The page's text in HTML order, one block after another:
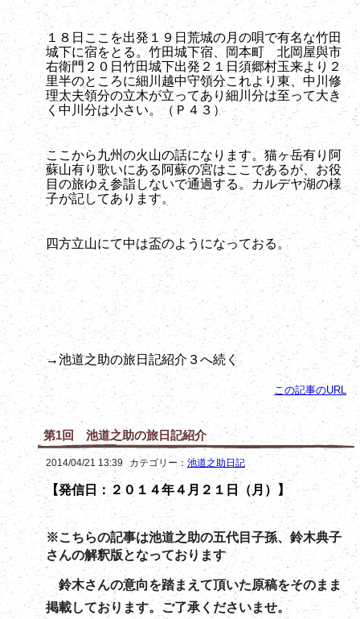
１８日ここを出発１９日荒城の月の唄で有名な竹田
城下に宿をとる。竹田城下宿、岡本町 北岡屋與市
右衛門２０日竹田城下出発２１日須郷村玉来より２
里半のところに細川越中守領分これより東、中川修
理太夫領分の立木が立ってあり細川分は至って大き
く中川分は小さい。（Ｐ４３）
ここから九州の火山の話になります。猫ヶ岳有り阿
蘇山有り歌いにある阿蘇の宮はここであるが、お役
目の旅ゆえ参詣しないで通過する。カルデヤ湖の様
子が記してあります。
四方立山にて中は盃のようになっておる。
→池道之助の旅日記紹介３へ続く
この記事のURL
第1回 池道之助の旅日記紹介
2014/04/21 13:39 カテゴリー： 池道之助日記
【発信日：２０１４年４月２１日（月）】
※こちらの記事は池道之助の五代目子孫、鈴木典子
さんの解釈版となっております
鈴木さんの意向を踏まえて頂いた原稿をそのまま
掲載しております。ご了承くださいませ。